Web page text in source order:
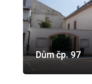
Dům čp. 97